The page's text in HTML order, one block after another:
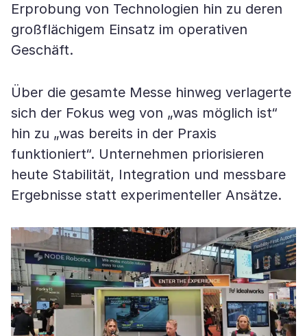
Erprobung von Technologien hin zu deren
großflächigem Einsatz im operativen
Geschäft.
Über die gesamte Messe hinweg verlagerte
sich der Fokus weg von „was möglich ist“
hin zu „was bereits in der Praxis
funktioniert“. Unternehmen priorisieren
heute Stabilität, Integration und messbare
Ergebnisse statt experimenteller Ansätze.